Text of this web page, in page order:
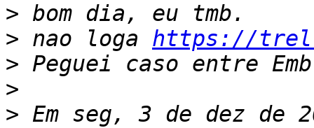
>
> nao loga https://
>
>
> Em seg, 3 de dez de